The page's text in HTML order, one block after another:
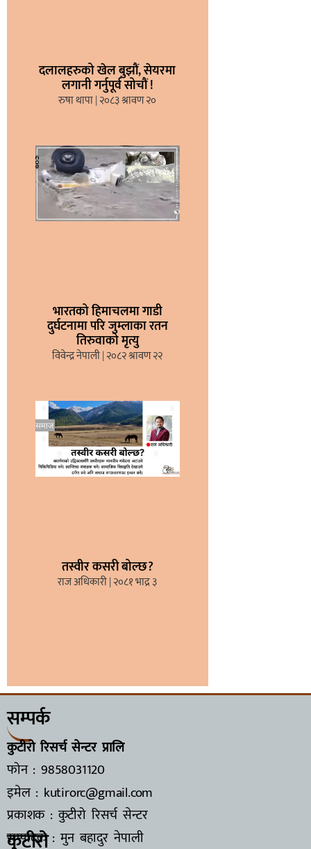
दलालहरुको खेल बुझौं, सेयरमा
लगानी गर्नुपूर्व सोचौं !
रुषा थापा २०८३ श्रावण २०
भारतको हिमाचलमा गाडी
दुर्घटनामा परि जुम्लाका रतन
तिरुवाको मृत्यु
विवेन्द्र नेपाली २०८२ श्रावण २२
तस्वीर कसरी बोल्छ?
राज अधिकारी २०८१ भाद्र ३
सम्पर्क
कुटीरो रिसर्च सेन्टर प्रालि
फोन : 9858031120
इमेल : kutirorc@gmail.com
प्रकाशक : कुटीरो रिसर्च सेन्टर
सम्पादक : मुन बहादुर नेपाली
कुटीरो